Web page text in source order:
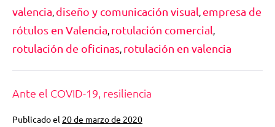
valencia, diseño y comunicación visual, empresa de
rótulos en Valencia, rotulación comercial,
rotulación de oficinas, rotulación en valencia
Ante el COVID-19, resiliencia
Publicado el 20 de marzo de 2020